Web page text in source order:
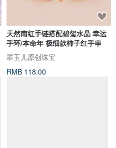
天然南红手链搭配碧玺水晶 幸运
手环/本命年 极细款柿子红手串
翠玉儿原创珠宝
RMB 118.00